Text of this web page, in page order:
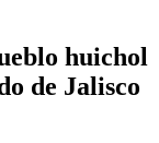
huichol
de Jalisco